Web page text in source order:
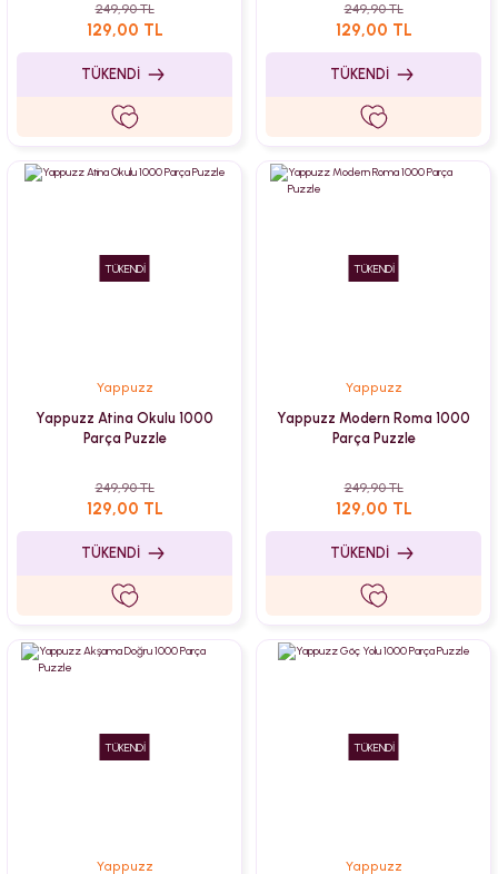
249,90 TL
129,00 TL
TÜKENDİ
249,90 TL
129,00 TL
TÜKENDİ
TÜKENDİ
Yappuzz
Yappuzz Atina Okulu 1000
Parça Puzzle
249,90 TL
129,00 TL
TÜKENDİ
TÜKENDİ
Yappuzz
Yappuzz Modern Roma 1000
Parça Puzzle
249,90 TL
129,00 TL
TÜKENDİ
TÜKENDİ
Yappuzz
TÜKENDİ
Yappuzz